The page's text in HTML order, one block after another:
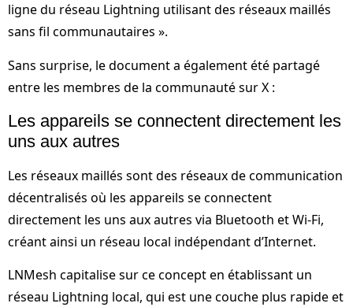
ligne du réseau Lightning utilisant des réseaux maillés
sans fil communautaires ».
Sans surprise, le document a également été partagé
entre les membres de la communauté sur X :
Les appareils se connectent directement les
uns aux autres
Les réseaux maillés sont des réseaux de communication
décentralisés où les appareils se connectent
directement les uns aux autres via Bluetooth et Wi-Fi,
créant ainsi un réseau local indépendant d’Internet.
LNMesh capitalise sur ce concept en établissant un
réseau Lightning local, qui est une couche plus rapide et